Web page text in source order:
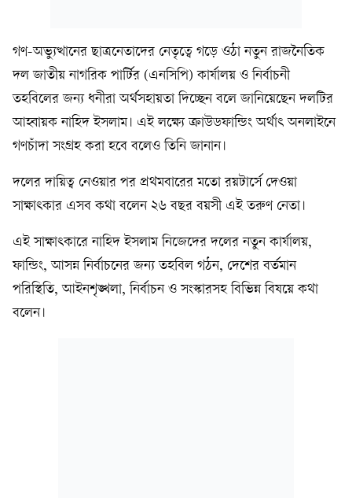
গণ-অভ্যুত্থানের ছাত্রনেতাদের নেতৃত্বে গড়ে ওঠা নতুন রাজনৈতিক
দল জাতীয় নাগরিক পার্টির (এনসিপি) কার্যালয় ও নির্বাচনী
তহবিলের জন্য ধনীরা অর্থসহায়তা দিচ্ছেন বলে জানিয়েছেন দলটির
আহ্বায়ক নাহিদ ইসলাম। এই লক্ষ্যে ক্রাউডফান্ডিং অর্থাৎ অনলাইনে
গণচাঁদা সংগ্রহ করা হবে বলেও তিনি জানান।
দলের দায়িত্ব নেওয়ার পর প্রথমবারের মতো রয়টার্সে দেওয়া
সাক্ষাৎকার এসব কথা বলেন ২৬ বছর বয়সী এই তরুণ নেতা।
এই সাক্ষাৎকারে নাহিদ ইসলাম নিজেদের দলের নতুন কার্যালয়,
ফান্ডিং, আসন্ন নির্বাচনের জন্য তহবিল গঠন, দেশের বর্তমান
পরিস্থিতি, আইনশৃঙ্খলা, নির্বাচন ও সংস্কারসহ বিভিন্ন বিষয়ে কথা
বলেন।